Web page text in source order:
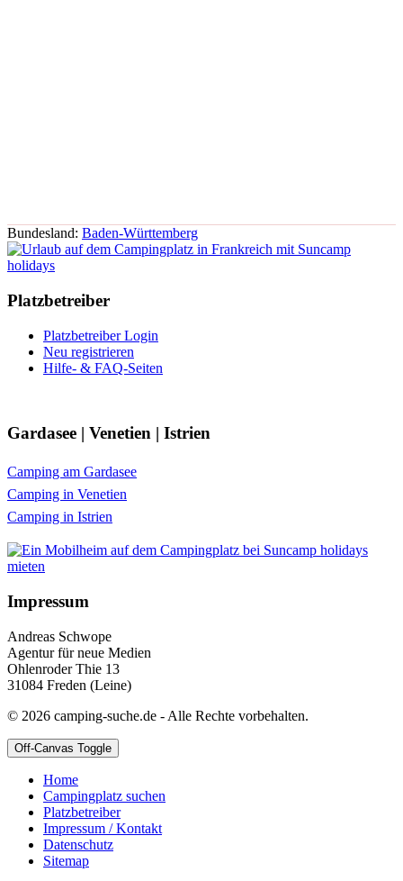
Bundesland: Baden-Württemberg
Platzbetreiber
Platzbetreiber Login
Neu registrieren
Hilfe- & FAQ-Seiten
Gardasee | Venetien | Istrien
Camping am Gardasee
Camping in Venetien
Camping in Istrien
Impressum
Andreas Schwope
Agentur für neue Medien
Ohlenroder Thie 13
31084 Freden (Leine)
© 2026 camping-suche.de - Alle Rechte vorbehalten.
Off-Canvas Toggle
Home
Campingplatz suchen
Platzbetreiber
Impressum / Kontakt
Datenschutz
Sitemap